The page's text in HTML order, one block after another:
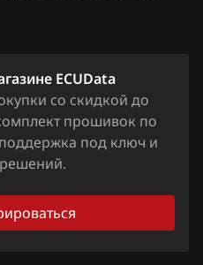
ECUData
со скидкой до
прошивок по
под ключ и